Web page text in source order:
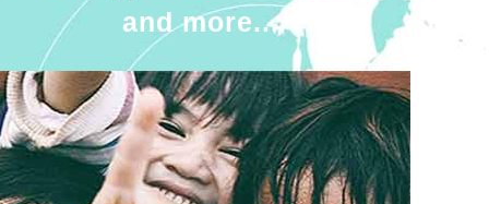
and more...